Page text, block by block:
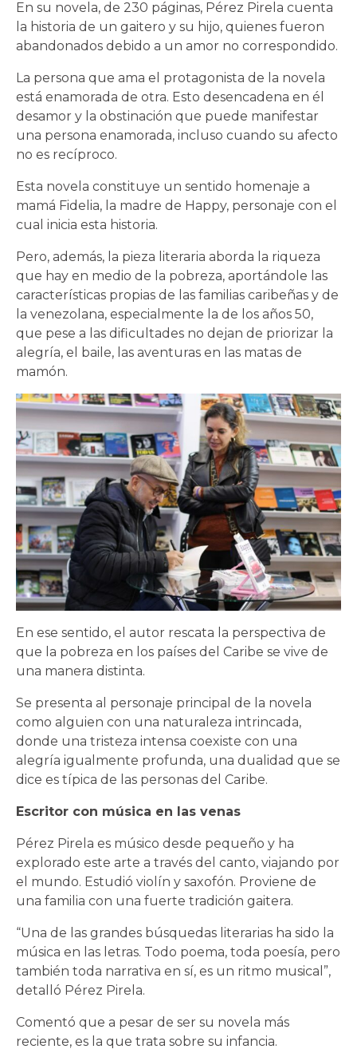
En su novela, de 230 páginas, Pérez Pirela cuenta
la historia de un gaitero y su hijo, quienes fueron
abandonados debido a un amor no correspondido.
La persona que ama el protagonista de la novela
está enamorada de otra. Esto desencadena en él
desamor y la obstinación que puede manifestar
una persona enamorada, incluso cuando su afecto
no es recíproco.
Esta novela constituye un sentido homenaje a
mamá Fidelia, la madre de Happy, personaje con el
cual inicia esta historia.
Pero, además, la pieza literaria aborda la riqueza
que hay en medio de la pobreza, aportándole las
características propias de las familias caribeñas y de
la venezolana, especialmente la de los años 50,
que pese a las dificultades no dejan de priorizar la
alegría, el baile, las aventuras en las matas de
mamón.
En ese sentido, el autor rescata la perspectiva de
que la pobreza en los países del Caribe se vive de
una manera distinta.
Se presenta al personaje principal de la novela
como alguien con una naturaleza intrincada,
donde una tristeza intensa coexiste con una
alegría igualmente profunda, una dualidad que se
dice es típica de las personas del Caribe.
Escritor con música en las venas
Pérez Pirela es músico desde pequeño y ha
explorado este arte a través del canto, viajando por
el mundo. Estudió violín y saxofón. Proviene de
una familia con una fuerte tradición gaitera.
“Una de las grandes búsquedas literarias ha sido la
música en las letras. Todo poema, toda poesía, pero
también toda narrativa en sí, es un ritmo musical”,
detalló Pérez Pirela.
Comentó que a pesar de ser su novela más
reciente, es la que trata sobre su infancia.